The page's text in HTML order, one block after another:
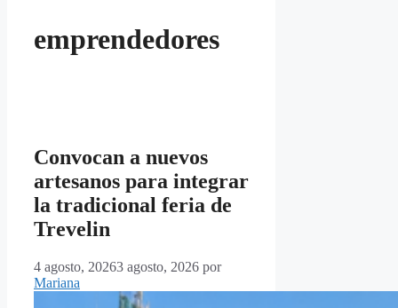
emprendedores
Convocan a nuevos
artesanos para integrar
la tradicional feria de
Trevelin
4 agosto, 20263 agosto, 2026 por
Mariana